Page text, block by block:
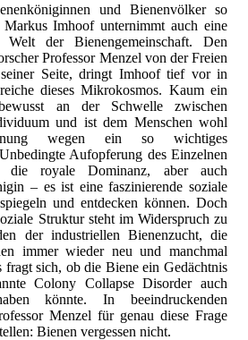
und Bienenvölker so
Markus Imhoof unternimmt auch eine
der Bienengemeinschaft. Den
Professor Menzel von der Freien
Seite, dringt Imhoof tief vor in
dieses Mikrokosmos. Kaum ein
an der Schwelle zwischen
und ist dem Menschen wohl
wegen ein so wichtiges
Aufopferung des Einzelnen
die royale Dominanz, aber auch
– es ist eine faszinierende soziale
und entdecken können. Doch
Struktur steht im Widerspruch zu
der industriellen Bienenzucht, die
immer wieder neu und manchmal
sich, ob die Biene ein Gedächtnis
Colony Collapse Disorder auch
könnte. In beeindruckenden
Menzel für genau diese Frage
Bienen vergessen nicht.